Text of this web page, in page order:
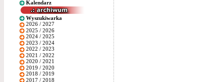
Kalendarz
Wyszukiwarka
2026 / 2027
2025 / 2026
2024 / 2025
2023 / 2024
2022 / 2023
2021 / 2022
2020 / 2021
2019 / 2020
2018 / 2019
2017 / 2018